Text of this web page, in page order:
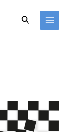
Suchen